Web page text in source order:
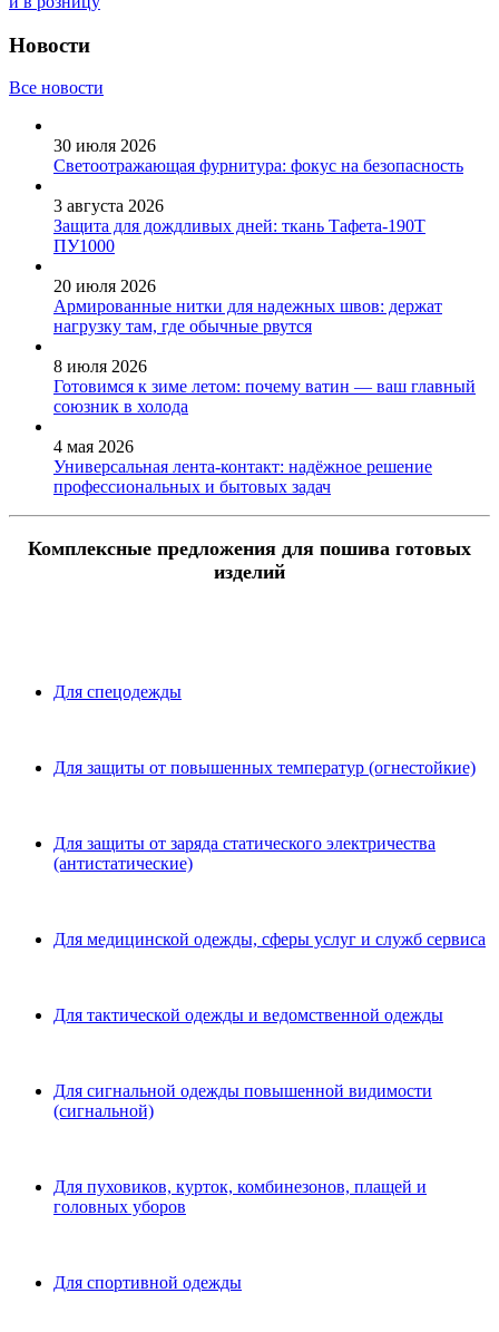
Новости
Все новости
30 июля 2026
Светоотражающая фурнитура: фокус на безопасность
3 августа 2026
Защита для дождливых дней: ткань Тафета-190Т
ПУ1000
20 июля 2026
Армированные нитки для надежных швов: держат
нагрузку там, где обычные рвутся
8 июля 2026
Готовимся к зиме летом: почему ватин — ваш главный
союзник в холода
4 мая 2026
Универсальная лента-контакт: надёжное решение
профессиональных и бытовых задач
Комплексные предложения для пошива готовых
изделий
Для спецодежды
Для защиты от повышенных температур (огнестойкие)
Для защиты от заряда статического электричества
(антистатические)
Для медицинской одежды, сферы услуг и служб сервиса
Для тактической одежды и ведомственной одежды
Для сигнальной одежды повышенной видимости
(сигнальной)
Для пуховиков, курток, комбинезонов, плащей и
головных уборов
Для спортивной одежды